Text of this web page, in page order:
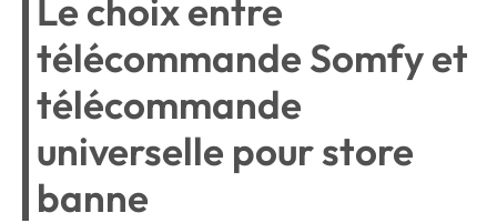
Le choix entre
télécommande Somfy et
télécommande
universelle pour store
banne